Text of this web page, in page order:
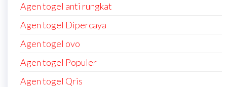
Agen togel anti rungkat
Agen togel Dipercaya
Agen togel ovo
Agen togel Populer
Agen togel Qris